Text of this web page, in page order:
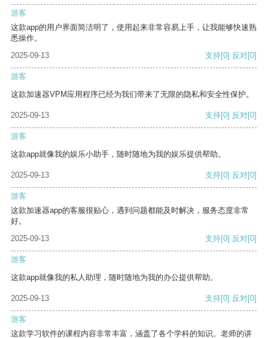
游客
这款app的用户界面简洁明了，使用起来非常容易上手，让我能够快速熟
悉操作。
2025-09-13
支持[0] 反对[0]
游客
这款加速器VPM应用程序已经为我们带来了无限的隐私和安全性保护。
2025-09-13 支持[0] 反对[0]
游客
这款app就像我的娱乐小助手，随时随地为我的娱乐提供帮助。
2025-09-13 支持[0] 反对[0]
游客
这款加速器app的客服很贴心，遇到问题都能及时解决，服务态度非常
好。
2025-09-13
支持[0] 反对[0]
游客
这款app就像我的私人助理，随时随地为我的办公提供帮助。
2025-09-13 支持[0] 反对[0]
游客
这款学习软件的课程内容非常丰富，涵盖了各个学科的知识。老师的讲